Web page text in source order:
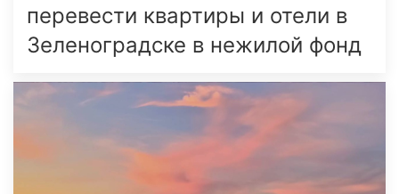
перевести квартиры и отели в
Зеленоградске в нежилой фонд